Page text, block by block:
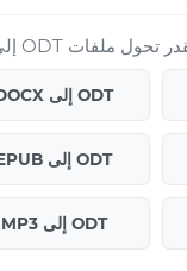
ODT إلى DOCX
ODT إلى EPUB
ODT إلى MP3